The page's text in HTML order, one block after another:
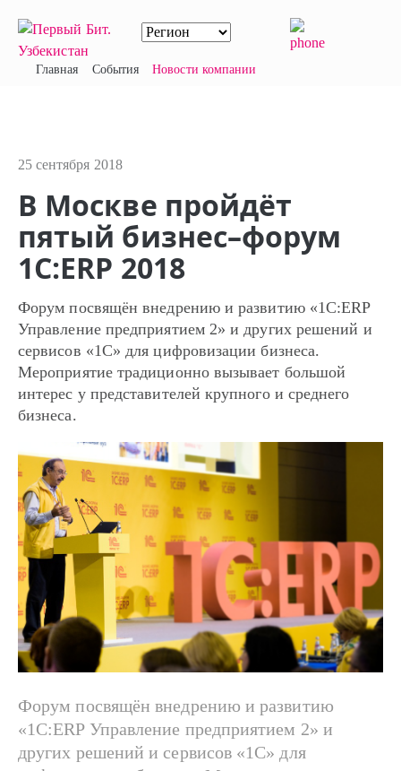
Главная События Новости компании
25 сентября 2018
В Москве пройдёт
пятый бизнес–форум
1С:ERP 2018
Форум посвящён внедрению и развитию «1С:ERP
Управление предприятием 2» и других решений и
сервисов «1С» для цифровизации бизнеса.
Мероприятие традиционно вызывает большой
интерес у представителей крупного и среднего
бизнеса.
Форум посвящён внедрению и развитию
«1С:ERP Управление предприятием 2» и
других решений и сервисов «1С» для